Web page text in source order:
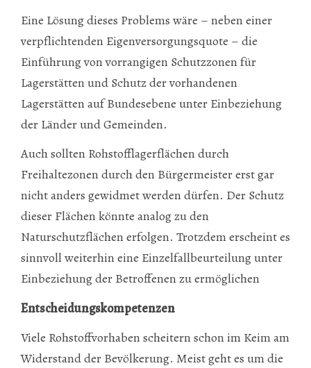
Eine Lösung dieses Problems wäre – neben einer
verpflichtenden Eigenversorgungsquote – die
Einführung von vorrangigen Schutzzonen für
Lagerstätten und Schutz der vorhandenen
Lagerstätten auf Bundesebene unter Einbeziehung
der Länder und Gemeinden.
Auch sollten Rohstofflagerflächen durch
Freihaltezonen durch den Bürgermeister erst gar
nicht anders gewidmet werden dürfen. Der Schutz
dieser Flächen könnte analog zu den
Naturschutzflächen erfolgen. Trotzdem erscheint es
sinnvoll weiterhin eine Einzelfallbeurteilung unter
Einbeziehung der Betroffenen zu ermöglichen
Entscheidungskompetenzen
Viele Rohstoffvorhaben scheitern schon im Keim am
Widerstand der Bevölkerung. Meist geht es um die